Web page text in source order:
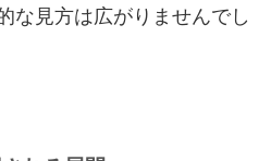
な見方は広がりませんでし